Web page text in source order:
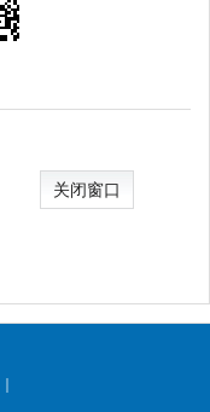
关闭窗口
｜